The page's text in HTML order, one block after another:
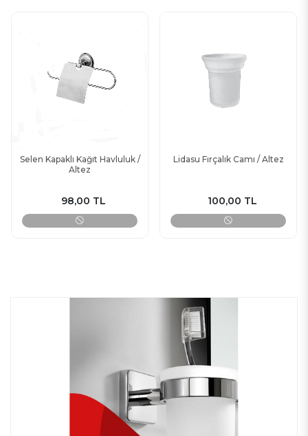
Selen Kapaklı Kağıt Havluluk /
Altez
98,00 TL
Lidasu Fırçalık Camı / Altez
100,00 TL